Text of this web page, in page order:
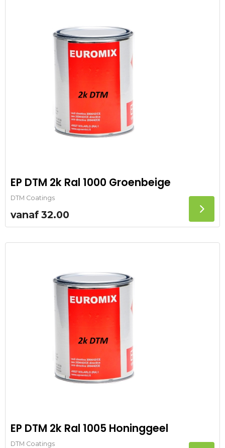
EP DTM 2k Ral 1000 Groenbeige
DTM Coatings
vanaf 32.00
EP DTM 2k Ral 1005 Honinggeel
DTM Coatings